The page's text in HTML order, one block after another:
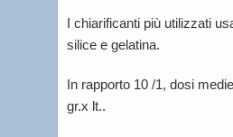
I chiarificanti più utilizzati
silice e gelatina.
In rapporto 10 /1, dosi
gr.x lt..